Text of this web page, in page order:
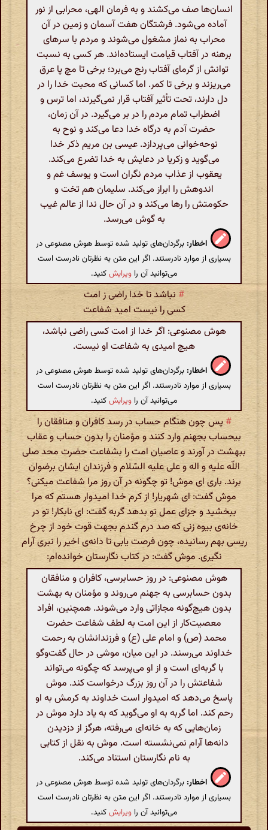
انسان‌ها صف می‌کشند و به فرمان الهی، محرابی از نور
آماده می‌شود. فرشتگان هفت آسمان و زمین در آن
محراب به نماز مشغول می‌شوند و مردم با سرهای
برهنه در آفتاب قیامت ایستاده‌اند. هر کسی به نسبت
توانش از گرمای آفتاب رنج می‌برد؛ برخی تا مچ پا عرق
می‌ریزند و برخی تا کمر. اما کسانی که محبت خدا را در
دل دارند، تحت تأثیر آفتاب قرار نمی‌گیرند، اما ترس و
اضطراب تمام مردم را در بر می‌گیرد. در آن زمان،
حضرت آدم به درگاه خدا دعا می‌کند و نوح به
نوحه‌خوانی می‌پردازد. عیسی بن مریم ذکر خدا
می‌گوید و زکریا در دعایش به خدا تضرع می‌کند.
یعقوب از عذاب مردم نگران است و یوسف غم و
اندوهش را ابراز می‌کند. سلیمان هم تخت و
حکومتش را رها می‌کند و در آن حال ندا از عالم غیب
به گوش می‌رسد.
اخطار: برگردان‌های تولید شده توسط هوش مصنوعی در
بسیاری از موارد نادرستند. اگر این متن به نظرتان نادرست است
می‌توانید آن را ویرایشکنید.
# نباشد تا خدا راضى ز امت
کسى را نیست امید شفاعت
هوش مصنوعی: اگر خدا از امت کسی راضی نباشد،
هیچ امیدی به شفاعت او نیست.
اخطار: برگردان‌های تولید شده توسط هوش مصنوعی در
بسیاری از موارد نادرستند. اگر این متن به نظرتان نادرست است
می‌توانید آن را ویرایشکنید.
# پس چون هنگام حساب در رسد کافران و منافقان را
بیحساب بجهنم وارد کنند و مؤمنان را بدون حساب و عقاب
ببهشت در آورند و عاصیان امت را بشفاعت حضرت محد صلى
اللّه علیه و اله و على علیه السّلام و فرزندان ایشان برضوان
برند. بارى اى موش! تو چگونه در آن روز مرا شفاعت میکنى؟
موش گفت: اى شهریار! از کرم خدا امیدوار هستم که مرا
ببخشید و جزاى عمل تو بدهد گربه گفت: اى نابکار! تو در
خانه‌ى بیوه زنى که صد درم گندم بجهت قوت خود از چرخ
ریسى بهم رسانیده، چون فرصت یابى تا دانه‌ى اخیر را نبرى آرام
نگیرى. موش گفت: در کتاب نگارستان خوانده‌ام:
هوش مصنوعی: در روز حسابرسی، کافران و منافقان
بدون حسابرسی به جهنم می‌روند و مؤمنان به بهشت
بدون هیچ‌گونه مجازاتی وارد می‌شوند. همچنین، افراد
معصیت‌کار از این امت به لطف شفاعت حضرت
محمد (ص) و امام علی (ع) و فرزندانشان به رحمت
خداوند می‌رسند. در این میان، موشی در حال گفت‌وگو
با گربه‌ای است و از او می‌پرسد که چگونه می‌تواند
شفاعتش را در آن روز بزرگ درخواست کند. موش
پاسخ می‌دهد که امیدوار است خداوند به کرمش به او
رحم کند. اما گربه به او می‌گوید که به یاد دارد موش در
زمان‌هایی که به خانه‌ای می‌رفته، هرگز از دزدیدن
دانه‌ها آرام نمی‌نشسته است. موش به نقل از کتابی
به نام نگارستان استناد می‌کند.
اخطار: برگردان‌های تولید شده توسط هوش مصنوعی در
بسیاری از موارد نادرستند. اگر این متن به نظرتان نادرست است
می‌توانید آن را ویرایشکنید.